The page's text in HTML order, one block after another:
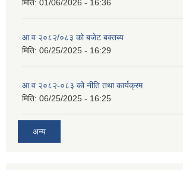
मिति: 01/06/2026 - 16:36
आ.व २०८२/०८३ को बजेट बक्तब्य
मिति: 06/25/2025 - 16:29
आ.व २०८२-०८३ को नीति तथा कार्यक्रम
मिति: 06/25/2025 - 16:25
अन्य